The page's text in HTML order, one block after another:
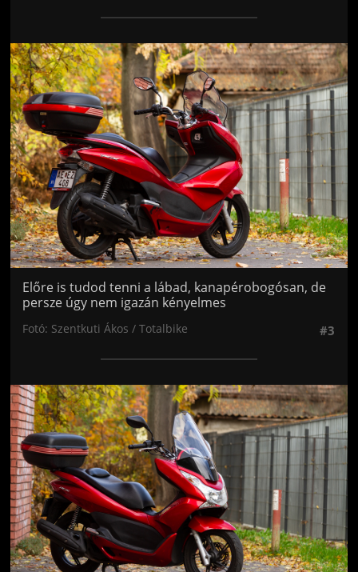
Jön még kép!
Előre is tudod tenni a lábad, kanapérobogósan, de
persze úgy nem igazán kényelmes
Fotó: Szentkuti Ákos / Totalbike #3
Jön még kép!